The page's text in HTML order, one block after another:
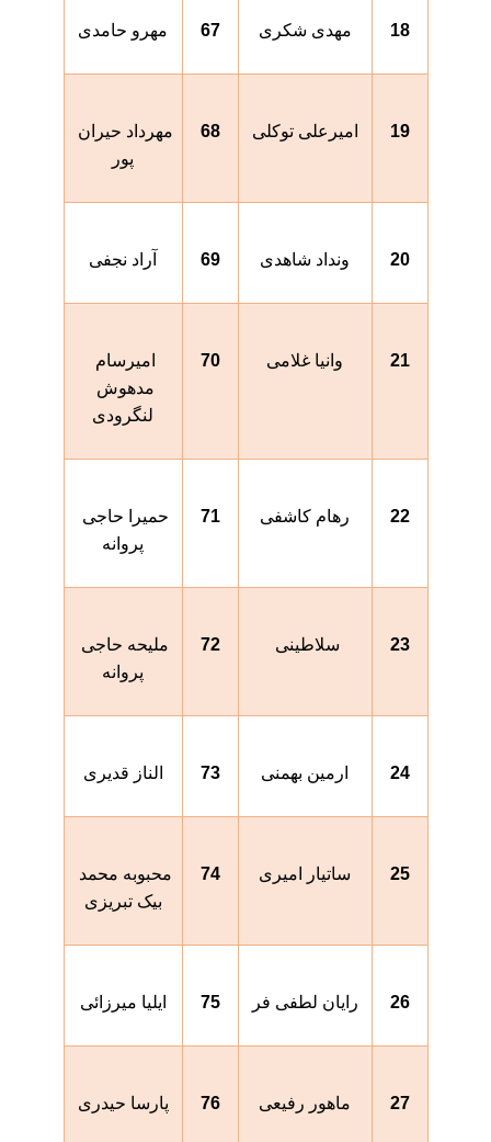
18 مهدی شکری 67 مهرو حامدی
19 امیرعلی توکلی 68
مهرداد حیران
پور
20 ونداد شاهدی 69 آراد نجفی
21 وانیا غلامی 70
امیرسام
مدهوش
لنگرودی
22 رهام کاشفی 71
حمیرا حاجی
پروانه
23 سلاطینی 72
ملیحه حاجی
پروانه
24 ارمین بهمنی 73 الناز قدیری
25 ساتیار امیری 74
محبوبه محمد
بیک تبریزی
26 رایان لطفی فر 75 ایلیا میرزائی
27 ماهور رفیعی 76 پارسا حیدری